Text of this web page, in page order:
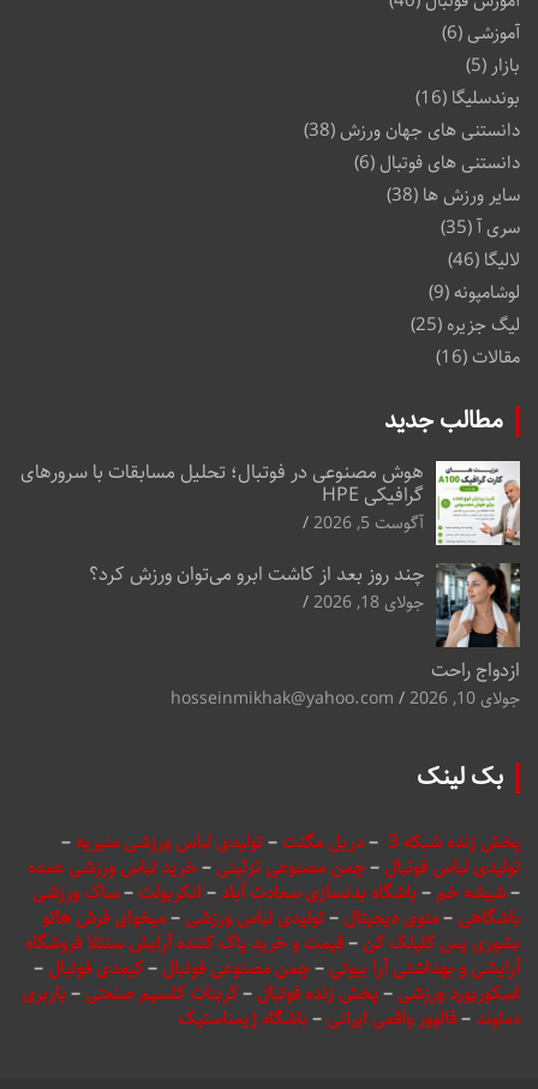
آموزشی(6)
بازار (5)
بوندسلیگا (16)
دانستنی های جهان ورزش(38)
دانستنی های فوتبال (6)
سایر ورزش ها (38)
سری آ(35)
لالیگا (46)
لوشامپونه(9)
لیگ جزیره (25)
مقالات(16)
مطالب جدید
هوش مصنوعی در فوتبال؛ تحلیل مسابقات با سرورهای
گرافیکی HPE
آگوست 5, 2026
چند روز بعد از کاشت ابرو می‌توان ورزش کرد؟
جولای 18, 2026
ازدواج راحت
جولای 10, 2026 hosseinmikhak@yahoo.com
بک لینک
پخش زنده شبکه 3 –دریل مگنت–تولیدی لباس ورزشی منیریه–
تولیدی لباس فوتبال –چمن مصنوعی تزئینی –خرید لباس ورزشی عمده
–شیشه خم–باشگاه بدنسازی سعادت آباد – انکربولت–ساک ورزشی
باشگاهی –منوی دیجیتال –تولیدی لباس ورزشی –میخوای فرش هاتو
بشوری پس کلیلک کن –قیمت و خرید پاک کننده آرایش سنتلا فروشگاه
آرایشی و بهداشتی آرا بیوتی –چمن مصنوعی فوتبال –کیمدی فوتبال –
اسکوربورد ورزشی –پخش زنده فوتبال –کربنات کلسیم صنعتی –باربری
دماوند–فالوور واقعی ایرانی –باشگاه ژیمناستیک